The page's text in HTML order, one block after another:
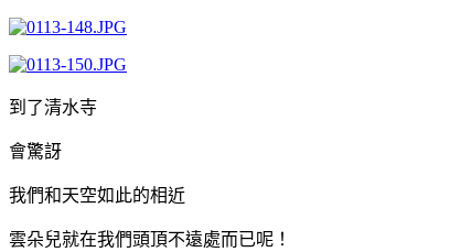
到了清水寺
會驚訝
我們和天空如此的相近
雲朵兒就在我們頭頂不遠處而已呢！